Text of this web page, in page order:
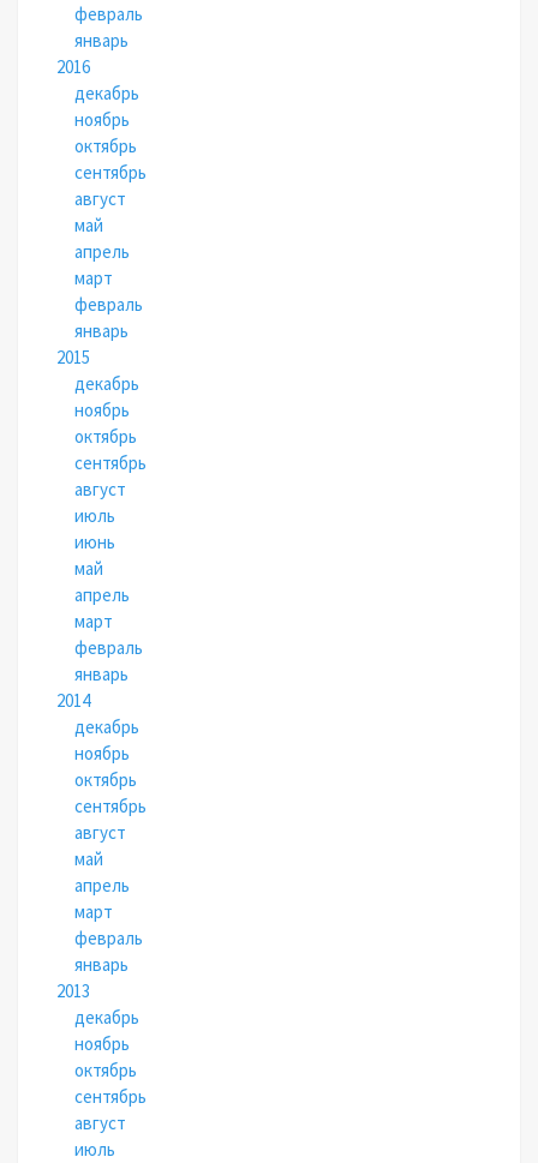
февраль
январь
2016
декабрь
ноябрь
октябрь
сентябрь
август
май
апрель
март
февраль
январь
2015
декабрь
ноябрь
октябрь
сентябрь
август
июль
июнь
май
апрель
март
февраль
январь
2014
декабрь
ноябрь
октябрь
сентябрь
август
май
апрель
март
февраль
январь
2013
декабрь
ноябрь
октябрь
сентябрь
август
июль